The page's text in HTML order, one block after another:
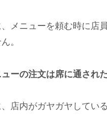
メニューを頼む時に店
。
ューの注文は席に通され
店内がガヤガヤしてい